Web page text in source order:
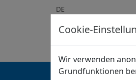
DE
STARTSEITE ÜBER
Cookie-
Wir verwenden
Grundfunktionen